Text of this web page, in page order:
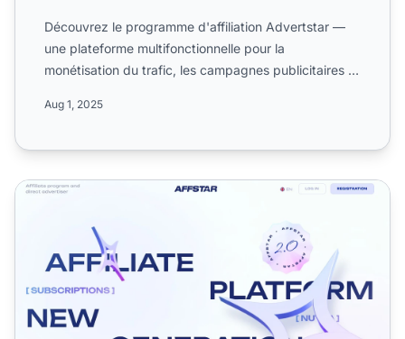
Découvrez le programme d'affiliation Advertstar —
une plateforme multifonctionnelle pour la
monétisation du trafic, les campagnes publicitaires et
Aug 1, 2025
Programme d'affiliation AFFSTAR